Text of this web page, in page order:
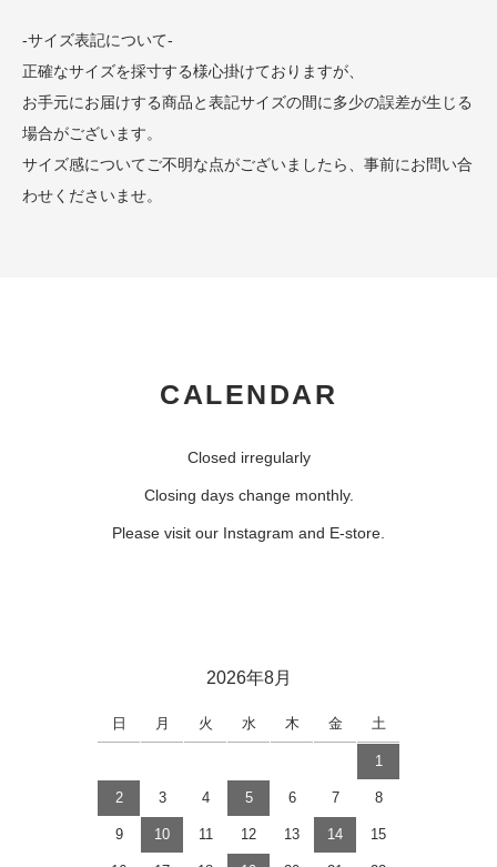
-サイズ表記について-
正確なサイズを採寸する様心掛けておりますが、
お手元にお届けする商品と表記サイズの間に多少の誤差が生じる
場合がございます。
サイズ感についてご不明な点がございましたら、事前にお問い合
わせくださいませ。
CALENDAR
Closed irregularly
Closing days change monthly.
Please visit our Instagram and E-store.
2026年8月
日 月 火 水 木 金 土
1
2 3 4 5 6 7 8
9 10 11 12 13 14 15